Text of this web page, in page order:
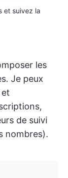
et suivez la
les
Je peux
de suivi
nombres).